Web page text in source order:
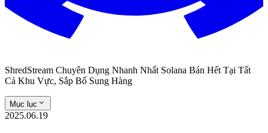
ShredStream Chuyên Dụng Nhanh Nhất Solana Bán Hết Tại Tất
Cả Khu Vực, Sắp Bổ Sung Hàng
Mục lục
2025.06.19